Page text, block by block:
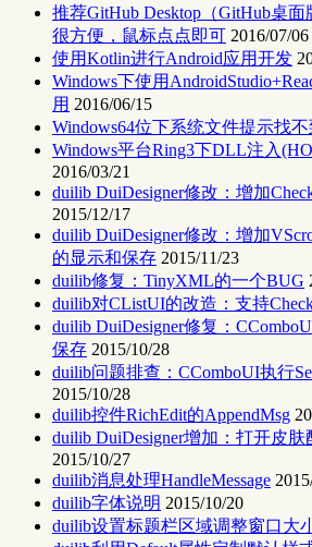
推荐GitHub Desktop（GitHub桌
很方便，鼠标点点即可 2016/07/06
使用Kotlin进行Android应用开发
Windows下使用
用 2016/06/15
Windows64位下系统文件提示找不
Windows平台Ring3下DLL注入
2016/03/21
duilib DuiDesigner修改：增加
2015/12/17
duilib DuiDesigner修改：增加
的显示和保存 2015/11/23
duilib修复：TinyXML的一个BUG
duilib对CListUI的改造：支持
duilib DuiDesigner修复：
保存 2015/10/28
duilib问题排查：CComboUI执行
2015/10/28
duilib控件RichEdit的AppendMsg
duilib DuiDesigner增加：打开皮
2015/10/27
duilib消息处理HandleMessage
duilib字体说明 2015/10/20
duilib设置标题栏区域调整窗口大